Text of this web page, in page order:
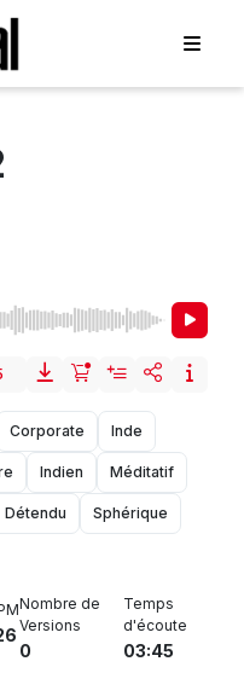
Corporate Inde
Indien Méditatif
Détendu Sphérique
Nombre de
Versions
0
Temps
d'écoute
03:45